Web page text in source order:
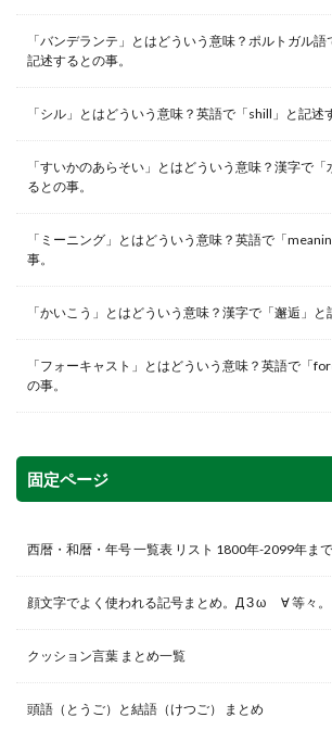
「バンデランテ」とはどういう意味？ポルトガル
記述するとの事。
「シル」とはどういう意味？英語で「shill」と記述
「すいかのあらそい」とはどういう意味？漢字で
るとの事。
「ミーニング」とはどういう意味？英語で「
事。
「かいこう」とはどういう意味？漢字で「邂逅」と
「フォーキャスト」とはどういう意味？英語で「
の事。
固定ページ
西暦・和暦・年号 一覧表 リスト 1800年-2099年ま
顔文字でよく使われる記号まとめ。Д З ω ゞ∀ 等々。
クッション言葉 まとめ一覧
頭語（とうご）と結語（けつご） まとめ